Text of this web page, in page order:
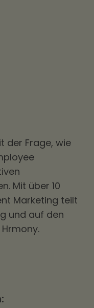
der Frage, wie
Mit über 10
Marketing teilt
und auf den